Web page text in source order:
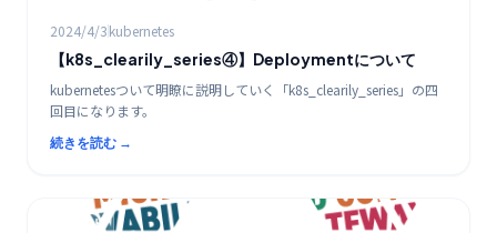
2024/4/3kubernetes
【k8s_clearily_series④】Deploymentについて
kubernetesついて明瞭に説明していく「k8s_clearily_series」の四
回目になります。
続きを読む →
クラウド